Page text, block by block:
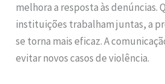
melhora a resposta às denúncias.
instituições trabalham juntas, a
se torna mais eficaz. A
evitar novos casos de violência.